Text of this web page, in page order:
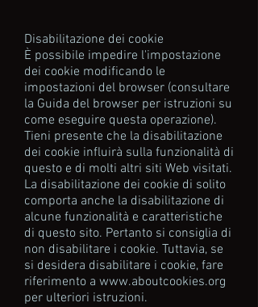
Disabilitazione dei cookie
È possibile impedire l'impostazione
dei cookie modificando le
impostazioni del browser (consultare
la Guida del browser per istruzioni su
come eseguire questa operazione).
Tieni presente che la disabilitazione
dei cookie influirà sulla funzionalità di
questo e di molti altri siti Web visitati.
La disabilitazione dei cookie di solito
comporta anche la disabilitazione di
alcune funzionalità e caratteristiche
di questo sito. Pertanto si consiglia di
non disabilitare i cookie. Tuttavia, se
si desidera disabilitare i cookie, fare
riferimento a www.aboutcookies.org
per ulteriori istruzioni.